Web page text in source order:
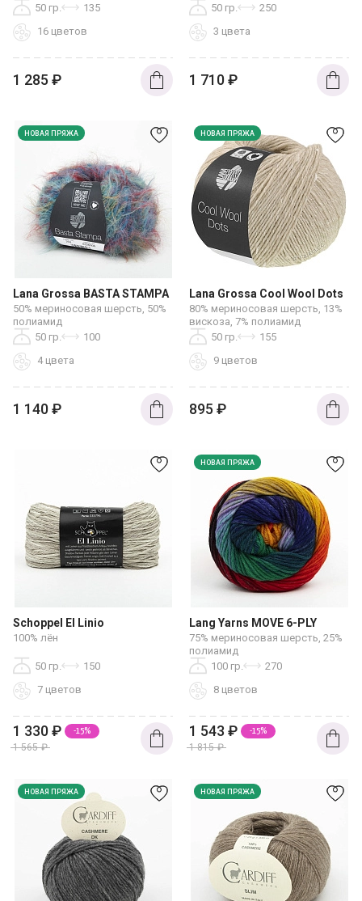
50 гр.
135
16 цветов
1 285 ₽
50 гр.
250
3 цвета
1 710₽
НОВАЯ ПРЯЖА
Lana Grossa BASTA STAMPA
50% мериносовая шерсть, 50%
полиамид
50 гр.
100
4 цвета
1 140₽
НОВАЯ ПРЯЖА
Lana Grossa Cool Wool Dots
80% мериносовая шерсть, 13%
вискоза, 7% полиамид
50 гр.
155
9 цветов
895 ₽
Schoppel El Linio
100% лён
50 гр.
150
7 цветов
1 330₽
1 565 ₽
-15%
НОВАЯ ПРЯЖА
Lang Yarns MOVE 6-PLY
75% мериносовая шерсть, 25%
полиамид
100 гр.
270
8 цветов
1 543 ₽
1 815 ₽
-15%
НОВАЯ ПРЯЖА НОВАЯ ПРЯЖА